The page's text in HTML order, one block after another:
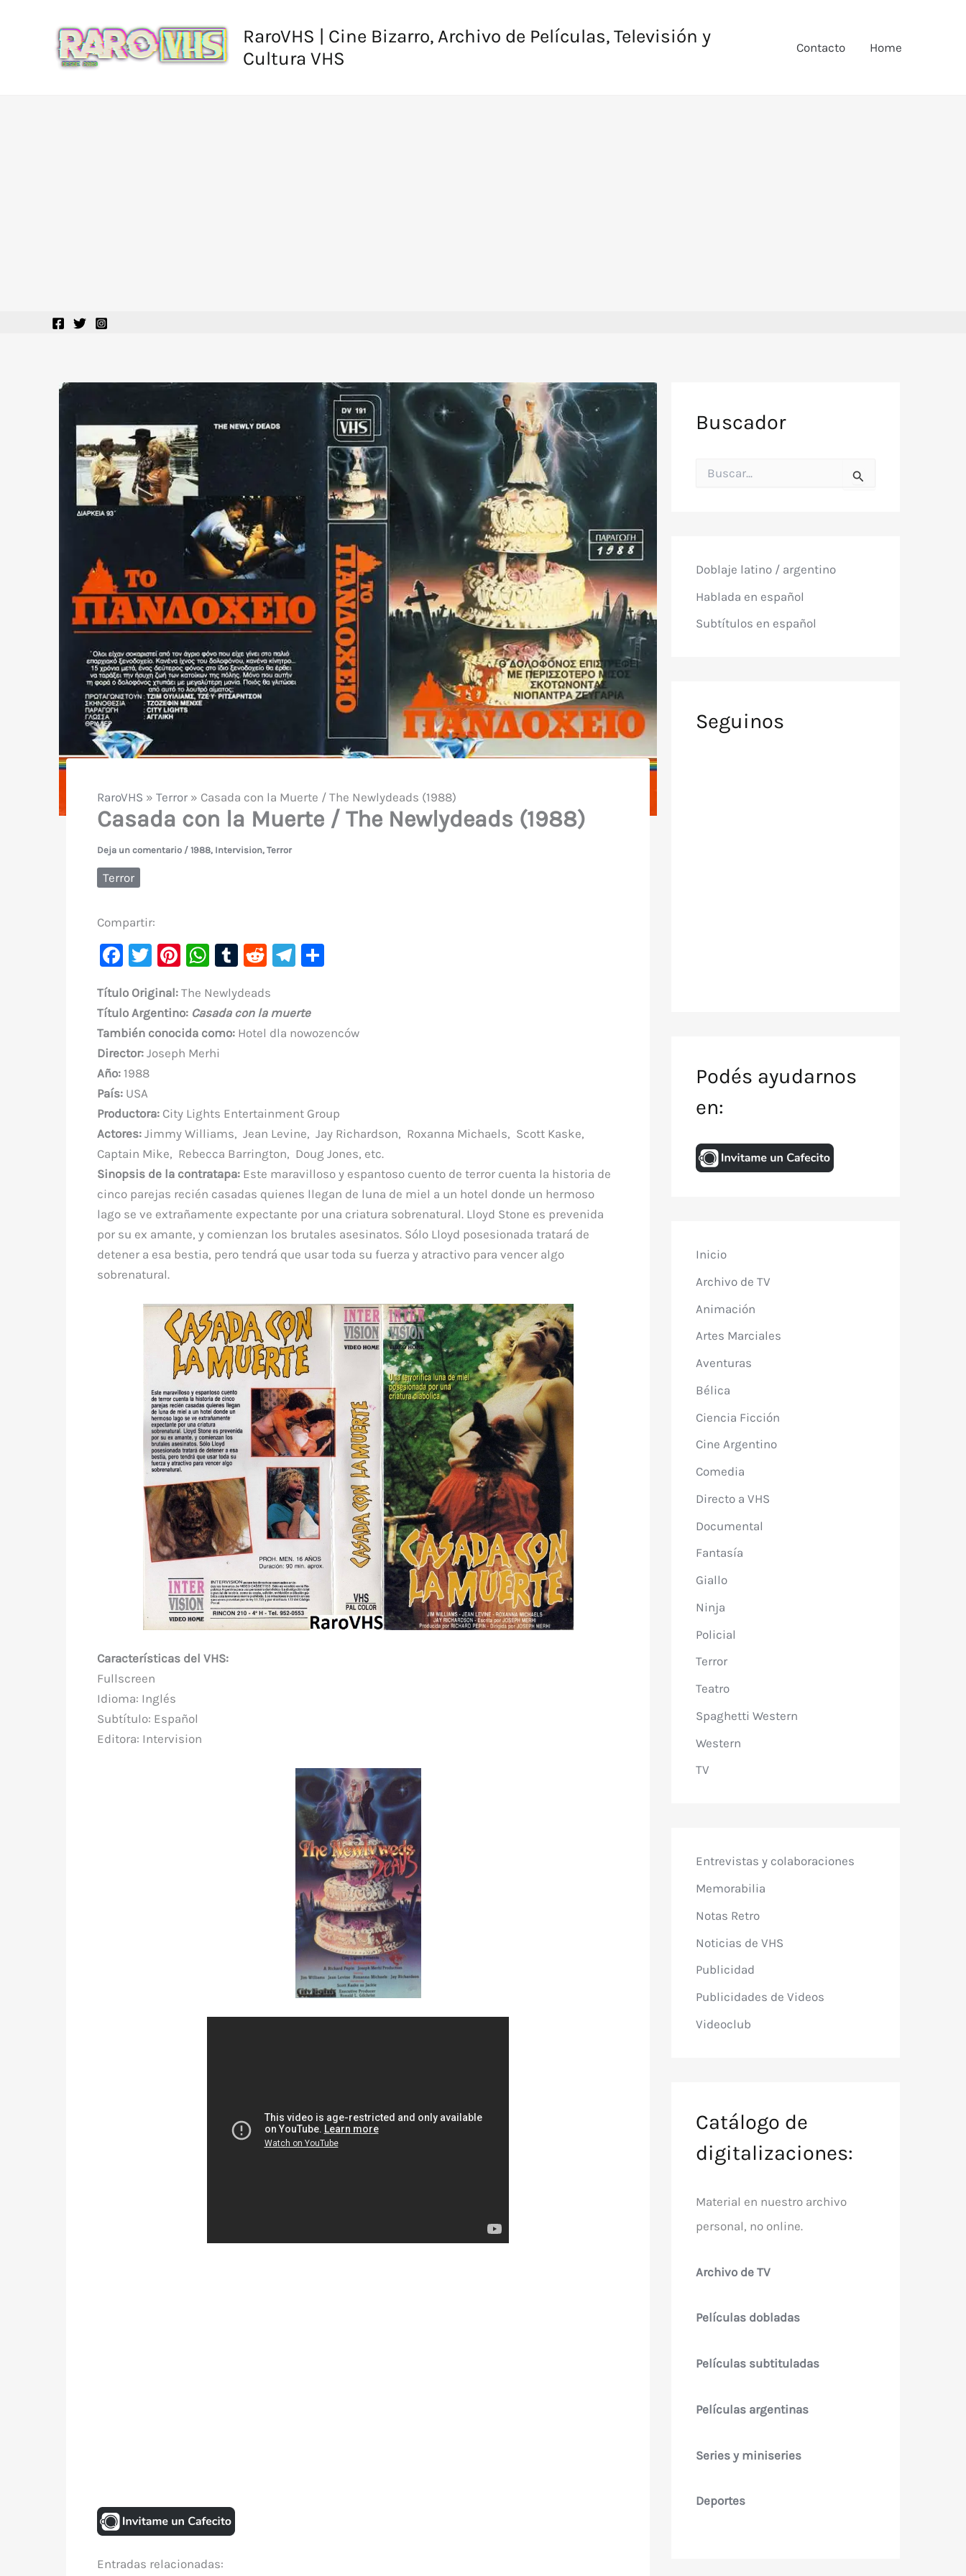
RaroVHS | Cine Bizarro, Archivo de Películas, Televisión y
Cultura VHS
Contacto Home
RaroVHS » Terror» Casada con la Muerte / The Newlydeads (1988)
Casada con la Muerte / The Newlydeads (1988)
Deja un comentario / 1988, Intervision, Terror
Terror
Compartir:
F
c
e
b
o
o
k
T
it
te
r
Pi
er
e
st
W
at
s
A
T
m
bl
R
d
di
Te
a
C
p
Título Original: The Newlydeads
Título Argentino:Casada con la muerte
También conocida como:Hotel dla nowozenców
Director:Joseph Merhi
Año:1988
País:USA
Productora:City Lights Entertainment Group
Actores:Jimmy Williams, Jean Levine, Jay Richardson, Roxanna Michaels, Scott Kaske,
Captain Mike, Rebecca Barrington, Doug Jones, etc.
Sinopsis de la contratapa:Este maravilloso y espantoso cuento de terror cuenta la historia de
cinco parejas recién casadas quienes llegan de luna de miel a un hotel donde un hermoso
lago se ve extrañamente expectante por una criatura sobrenatural. Lloyd Stone es prevenida
por su ex amante, y comienzan los brutales asesinatos. Sólo Lloyd posesionada tratará de
detener a esa bestia, pero tendrá que usar toda su fuerza y atractivo para vencer algo
sobrenatural.
Características del VHS:
Fullscreen
Idioma: Inglés
Subtítulo: Español
Editora: Intervision
Entradas relacionadas:
Buscador
o
:
Doblaje latino / argentino
Hablada en español
Subtítulos en español
Seguinos
Podés ayudarnos
en:
Inicio
Archivo de TV
Animación
Artes Marciales
Aventuras
Bélica
Ciencia Ficción
Cine Argentino
Comedia
Directo a VHS
Documental
Fantasía
Giallo
Ninja
Policial
Terror
Teatro
Spaghetti Western
Western
TV
Entrevistas y colaboraciones
Memorabilia
Notas Retro
Noticias de VHS
Publicidad
Publicidades de Videos
Videoclub
Catálogo de
digitalizaciones:
Material en nuestro archivo
personal, no online.
Archivo de TV
Películas dobladas
Películas subtituladas
Películas argentinas
Series y miniseries
Deportes